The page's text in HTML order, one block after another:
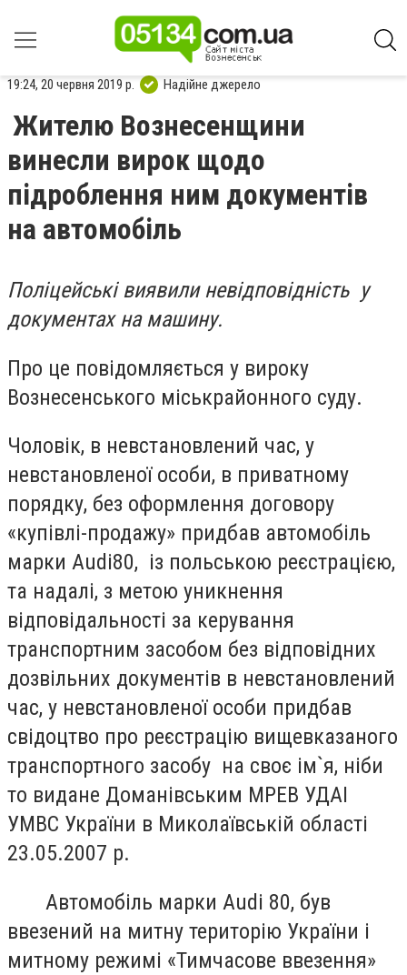
19:24, 20 червня 2019 р. Надійне джерело
Жителю Вознесенщини
винесли вирок щодо
підроблення ним документів
на автомобіль
Поліцейські виявили невідповідність у
документах на машину.
Про це повідомляється у вироку
Вознесенського міськрайонного суду.
Чоловік, в невстановлений час, у
невстановленої особи, в приватному
порядку, без оформлення договору
«купівлі-продажу» придбав автомобіль
марки Аudі80, із польською реєстрацією,
та надалі, з метою уникнення
відповідальності за керування
транспортним засобом без відповідних
дозвільних документів в невстановлений
час, у невстановленої особи придбав
свідоцтво про реєстрацію вищевказаного
транспортного засобу на своє ім`я, ніби
то видане Доманівським МРЕВ УДАІ
УМВС України в Миколаївській області
23.05.2007 р.
Автомобіль марки Аudi 80, був
ввезений на митну територію України і
митному режимі «Тимчасове ввезення»